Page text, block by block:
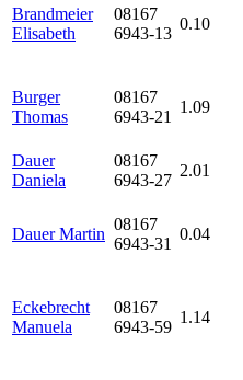
Brandmeier
Elisabeth
08167
6943-13
0.10
Burger
Thomas
08167
6943-21
1.09
Dauer
Daniela
08167
6943-27
2.01
Dauer Martin
08167
6943-31
0.04
Eckebrecht
Manuela
08167
6943-59
1.14